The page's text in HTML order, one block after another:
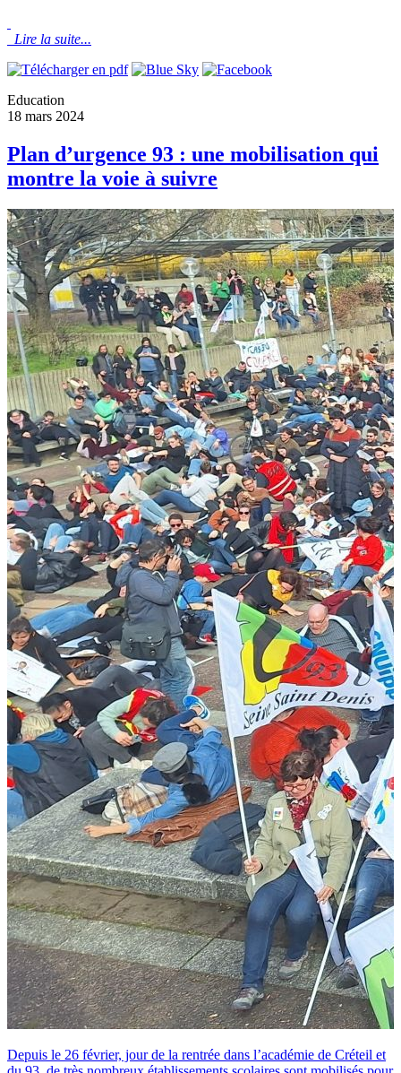
Lire la suite...
Education
18 mars 2024
Plan d’urgence 93 : une mobilisation qui
montre la voie à suivre
Depuis le 26 février, jour de la rentrée dans l’académie de Créteil et